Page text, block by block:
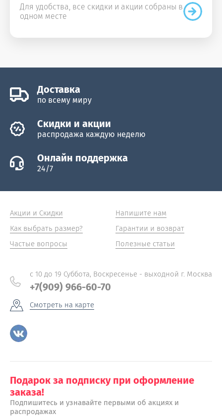
Для удобства, все скидки и акции собраны в
одном месте
Доставка
по всему миру
Скидки и акции
распродажа каждую неделю
Онлайн поддержка
24/7
Акции и Скидки
Как выбрать размер?
Частые вопросы
Напишите нам
Гарантии и возврат
Полезные статьи
с 10 до 19 Суббота, Воскресенье - выходной г. Москва
+7(909) 966-60-70
Смотреть на карте
Подарок за подписку при оформление
заказа!
Подпишитесь и узнавайте первыми об акциях и
распродажах